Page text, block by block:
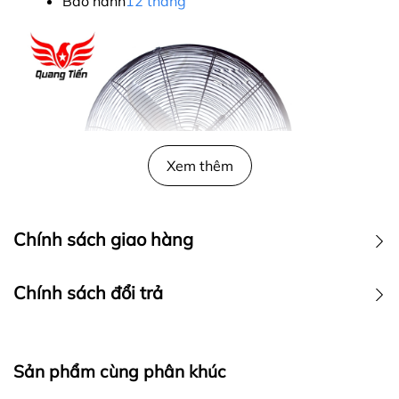
Quạttreo Ching Hai
cho tốc độ gió lớn, làm
Xem thêm
Chính sách giao hàng
Chính sách đổi trả
Sản phẩm cùng phân khúc